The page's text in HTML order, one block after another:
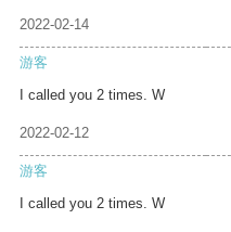
2022-02-14
游客
I called you 2 times. W
2022-02-12
游客
I called you 2 times. W